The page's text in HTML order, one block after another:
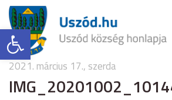
Eszköztár megnyitása
2021. március 17., szerda